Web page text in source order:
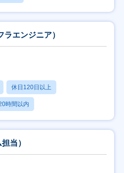
エンジニア）
休日120日以上
時間以内
当）